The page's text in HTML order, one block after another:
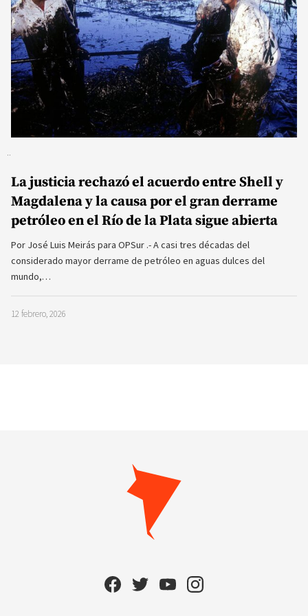
La justicia rechazó el acuerdo entre Shell y
Magdalena y la causa por el gran derrame
petróleo en el Río de la Plata sigue abierta
Por José Luis Meirás para OPSur .- A casi tres décadas del
considerado mayor derrame de petróleo en aguas dulces del
mundo,…
12 febrero, 2026